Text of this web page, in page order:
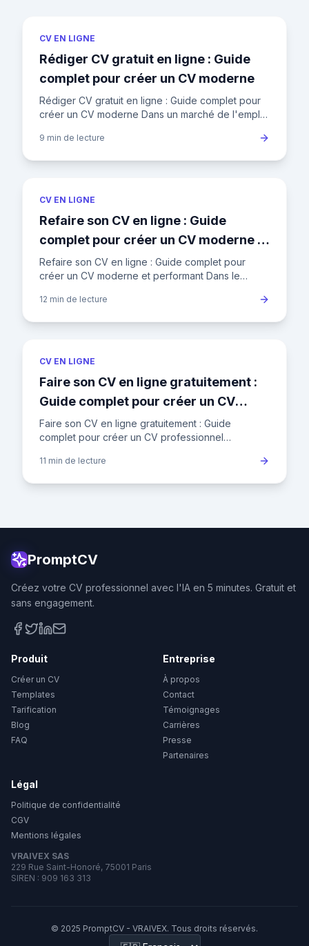
CV EN LIGNE
Rédiger CV gratuit en ligne : Guide
complet pour créer un CV moderne
Rédiger CV gratuit en ligne : Guide complet pour
créer un CV moderne Dans un marché de l'emploi
secondes sur un CV a
9 min de lecture
CV EN LIGNE
Refaire son CV en ligne : Guide
complet pour créer un CV moderne et
performant
Refaire son CV en ligne : Guide complet pour
créer un CV moderne et performant Dans le
chômage fluctue autour
12 min de lecture
CV EN LIGNE
Faire son CV en ligne gratuitement :
Guide complet pour créer un CV
professionnel
Faire son CV en ligne gratuitement : Guide
complet pour créer un CV professionnel
l'emploi en France, où un recrut
11 min de lecture
PromptCV
Créez votre CV professionnel avec l'IA en 5 minutes. Gratuit et
sans engagement.
Produit
Créer un CV
Templates
Tarification
Blog
FAQ
Entreprise
À propos
Contact
Témoignages
Carrières
Presse
Partenaires
Légal
Politique de confidentialité
CGV
Mentions légales
VRAIVEX SAS
229 Rue Saint-Honoré, 75001 Paris
SIREN : 909 163 313
© 2025 PromptCV - VRAIVEX. Tous droits réservés.